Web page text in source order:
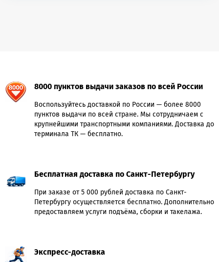
8000 пунктов выдачи заказов по всей России
Воспользуйтесь доставкой по России — более 8000
пунктов выдачи по всей стране. Мы сотрудничаем с
крупнейшими транспортными компаниями. Доставка до
терминала ТК — бесплатно.
Бесплатная доставка по Санкт-Петербургу
При заказе от 5 000 рублей доставка по Санкт-
Петербургу осуществляется бесплатно. Дополнительно
предоставляем услуги подъёма, сборки и такелажа.
Экспресс-доставка